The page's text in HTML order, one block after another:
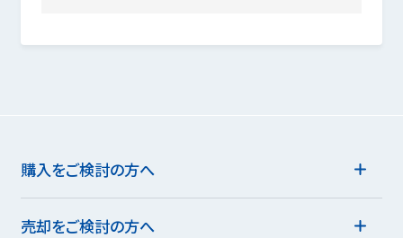
購入をご検討の方へ
売却をご検討の方へ